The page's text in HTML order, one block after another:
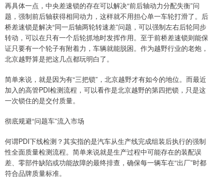
再具体一点，中央差速锁的存在可以解决“前后轴动力分配失衡”问
题，强制前后轴获得相同动力，这样就不用担心单一车轮打滑了。后
桥差速锁是解决“同一后轴两轮转速差”问题，可以强制左右后轮同步
转动，可以在只有一个后轮抓地时发挥作用。至于前桥差速锁则能保
证只要有一个轮子有附着力，车辆就能脱困。作为越野行业的老炮，
北京越野算是把这几点都玩明白了。
简单来说，就是因为有“三把锁”，北京越野才有如今的地位。而最近
加入的高管PDI检测流程，可以看作是北京越野的第四把锁，只是这
一次锁住的是交付质量。
彻底规避“问题车”流入市场
何谓PDI下线检测？其实指的是汽车从生产线完成组装后执行的强制
性全面质量检测流程。简单来说就是生产过程中可能存在的装配误
差、零部件缺陷或功能故障的最终排查，确保每一辆车在“出厂”时都
符合品牌质量标准。